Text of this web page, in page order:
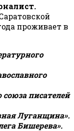
проживает в
союза писателей
Луганщина».
Бишерева».